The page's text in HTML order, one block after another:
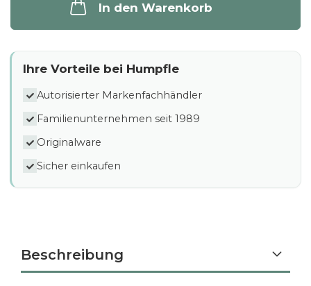
In den Warenkorb
Ihre Vorteile bei Humpfle
Autorisierter Markenfachhändler
Familienunternehmen seit 1989
Originalware
Sicher einkaufen
Beschreibung